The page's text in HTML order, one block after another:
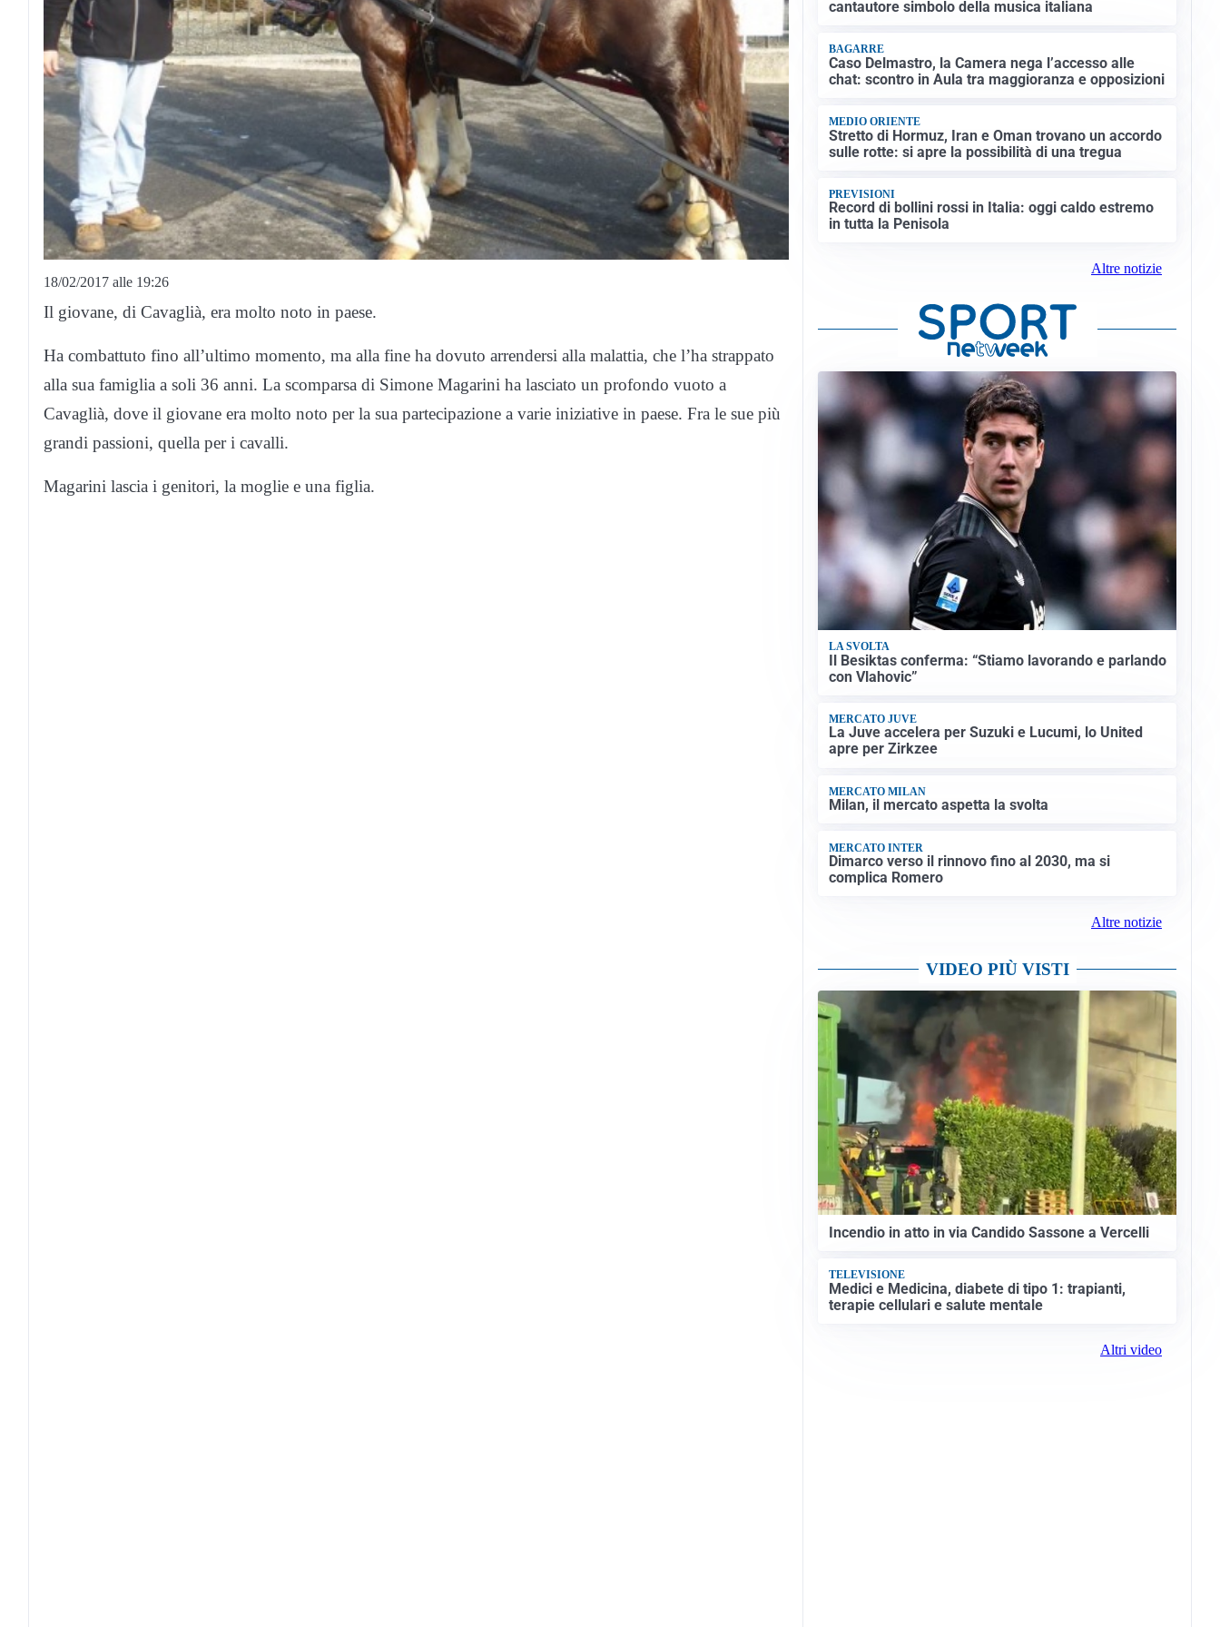
18/02/2017 alle 19:26
Il giovane, di Cavaglià, era molto noto in paese.
Ha combattuto fino all’ultimo momento, ma alla fine ha dovuto arrendersi alla malattia, che l’ha strappato
alla sua famiglia a soli 36 anni. La scomparsa di Simone Magarini ha lasciato un profondo vuoto a
Cavaglià, dove il giovane era molto noto per la sua partecipazione a varie iniziative in paese. Fra le sue più
grandi passioni, quella per i cavalli.
Magarini lascia i genitori, la moglie e una figlia.
cantautore simbolo della musica italiana
BAGARRE
Caso Delmastro, la Camera nega l’accesso alle
chat: scontro in Aula tra maggioranza e opposizioni
MEDIO ORIENTE
Stretto di Hormuz, Iran e Oman trovano un accordo
sulle rotte: si apre la possibilità di una tregua
PREVISIONI
Record di bollini rossi in Italia: oggi caldo estremo
in tutta la Penisola
Altre notizie
LA SVOLTA
Il Besiktas conferma: “Stiamo lavorando e parlando
con Vlahovic”
MERCATO JUVE
La Juve accelera per Suzuki e Lucumi, lo United
apre per Zirkzee
MERCATO MILAN
Milan, il mercato aspetta la svolta
MERCATO INTER
Dimarco verso il rinnovo fino al 2030, ma si
complica Romero
Altre notizie
VIDEO PIÙ VISTI
Incendio in atto in via Candido Sassone a Vercelli
TELEVISIONE
Medici e Medicina, diabete di tipo 1: trapianti,
terapie cellulari e salute mentale
Altri video